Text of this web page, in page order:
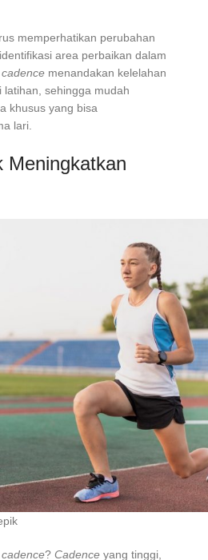
memperhatikan perubahan
area perbaikan dalam
cadence menandakan kelelahan
sehingga mudah
khusus yang bisa
lari.
Meningkatkan
cadence? Cadence yang tinggi,